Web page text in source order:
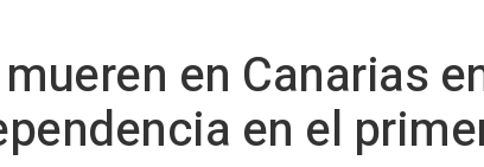
en Canarias
en el